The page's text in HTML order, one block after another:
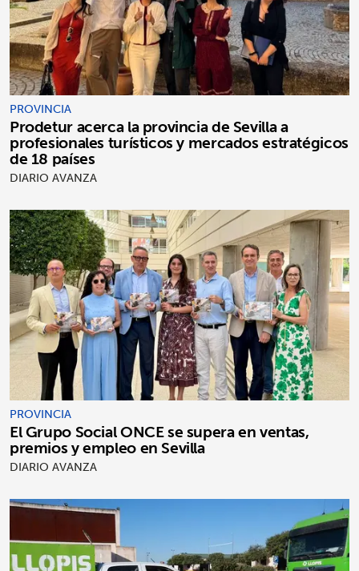
PROVINCIA
Prodetur acerca la provincia de Sevilla a
profesionales turísticos y mercados estratégicos
de 18 países
DIARIO AVANZA
PROVINCIA
El Grupo Social ONCE se supera en ventas,
premios y empleo en Sevilla
DIARIO AVANZA